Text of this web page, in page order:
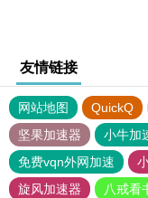
友情链接
网站地图 QuickQ
坚果加速器
小牛加
免费vqn外网加速
旋风加速器
八戒看